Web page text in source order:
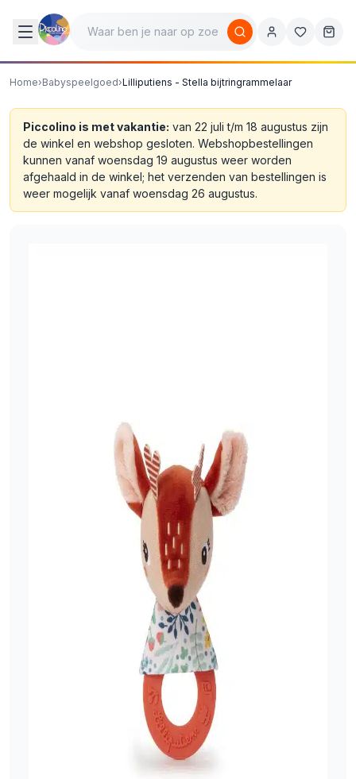
Home›Babyspeelgoed›Lilliputiens - Stella bijtringrammelaar
Piccolino is met vakantie: van 22 juli t/m 18 augustus zijn
de winkel en webshop gesloten. Webshopbestellingen
kunnen vanaf woensdag 19 augustus weer worden
afgehaald in de winkel; het verzenden van bestellingen is
weer mogelijk vanaf woensdag 26 augustus.